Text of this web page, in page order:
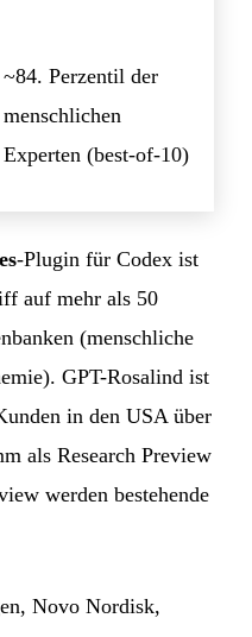
~84. Perzentil der
menschlichen
Experten (best-of-10)
-Plugin für Codex ist
auf mehr als 50
(menschliche
GPT-Rosalind ist
in den USA über
als Research Preview
werden bestehende
Novo Nordisk,